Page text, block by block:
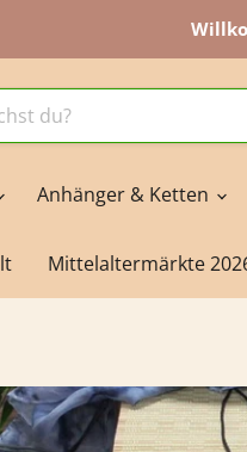
Anhänger & Ketten
Mittelaltermärkte